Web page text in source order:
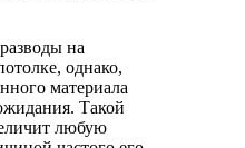
на
однако,
материала
Такой
любую